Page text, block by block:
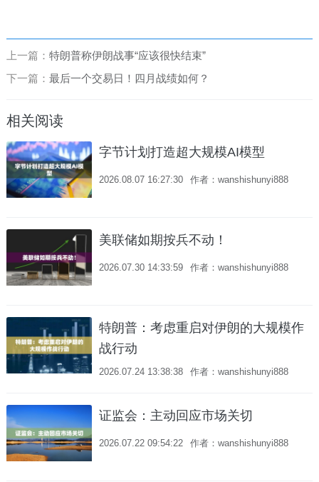
上一篇：特朗普称伊朗战事“应该很快结束”
下一篇：最后一个交易日！四月战绩如何？
相关阅读
字节计划打造超大规模AI模型
2026.08.07 16:27:30 作者：wanshishunyi888
美联储如期按兵不动！
2026.07.30 14:33:59 作者：wanshishunyi888
特朗普：考虑重启对伊朗的大规模作
战行动
2026.07.24 13:38:38 作者：wanshishunyi888
证监会：主动回应市场关切
2026.07.22 09:54:22 作者：wanshishunyi888